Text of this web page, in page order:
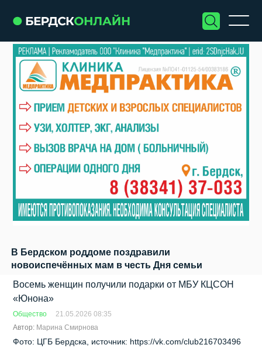
В Бердском роддоме поздравили
новоиспечённых мам в честь Дня семьи
Восемь женщин получили подарки от МБУ КЦСОН
«Юнона»
Общество
21.05.2026 08:35
Автор: Марина Смирнова
Фото: ЦГБ Бердска, источник: https://vk.com/club216703496